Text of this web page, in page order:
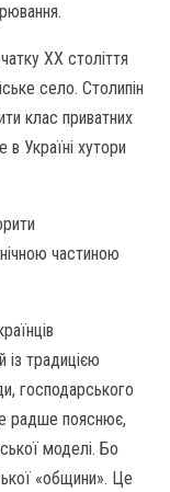
ХХ століття
село. Столипін
клас приватних
Україні хутори
частиною
традицією
господарського
радше пояснює,
моделі. Бо
«общини». Це